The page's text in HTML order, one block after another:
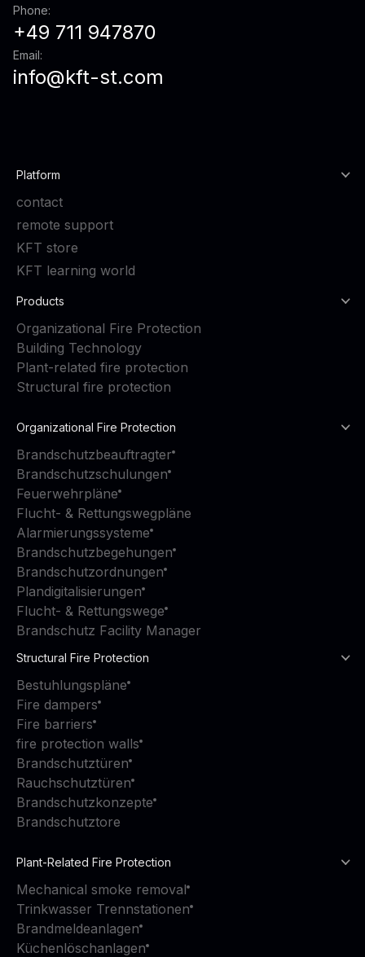
Phone:
+49 711 947870
Email:
info@kft-st.com
Platform
contact
remote support
KFT store
KFT learning world
Products
Organizational Fire Protection
Building Technology
Plant-related fire protection
Structural fire protection
Organizational Fire Protection
Brandschutzbeauftragter
Brandschutzschulungen
Feuerwehrpläne
Flucht- & Rettungswegpläne
Alarmierungssysteme
Brandschutzbegehungen
Brandschutzordnungen
Plandigitalisierungen
Flucht- & Rettungswege
Brandschutz Facility Manager
Structural Fire Protection
Bestuhlungspläne
Fire dampers
Fire barriers
fire protection walls
Brandschutztüren
Rauchschutztüren
Brandschutzkonzepte
Brandschutztore
Plant-Related Fire Protection
Mechanical smoke removal
Trinkwasser Trennstationen
Brandmeldeanlagen
Küchenlöschanlagen